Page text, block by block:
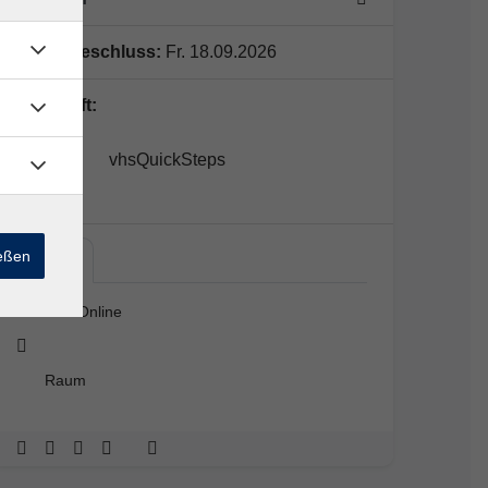
Anmeldeschluss: Fr. 18.09.2026
Lehrkraft:
vhsQuickSteps
Live Online
Raum